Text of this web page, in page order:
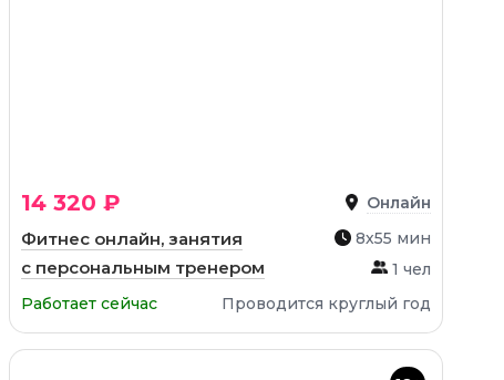
14 320 ₽ Онлайн
Фитнес онлайн, занятия
с персональным тренером
8х55 мин
1 чел
Работает сейчас
Проводится круглый год